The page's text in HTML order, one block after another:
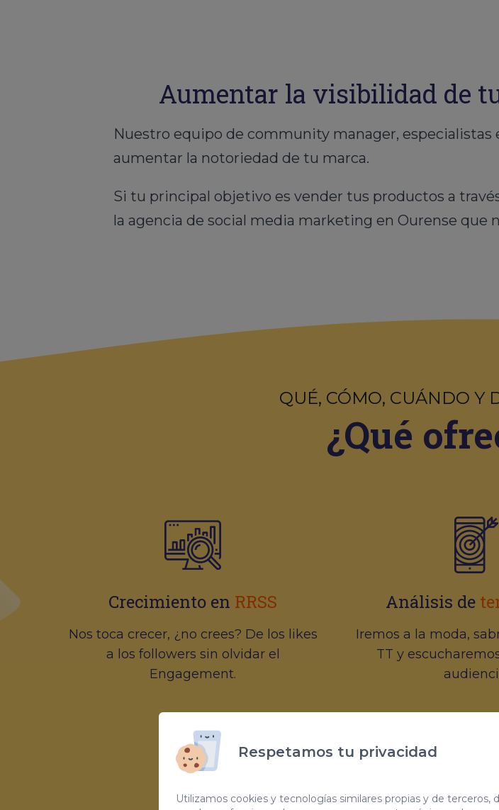
Respetamos tu privacidad
Utilizamos cookies y tecnologías similares propias y de terceros,
Aumentar la visibilidad de
Nuestro equipo de community manager,
aumentar la notoriedad de tu marca.
Si tu principal objetivo es vender tus productos a
la agencia de social media marketing en Ourense que
QUÉ, CÓMO, CUÁNDO Y
¿Qué
Crecimiento en RRSS
Nos toca crecer, ¿no crees? De los likes
a los followers sin olvidar el
Engagement.
Análisis de
Iremos a la moda,
TT y